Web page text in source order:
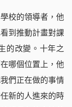
校的領導者，他
到推動計畫對課
的改變。十年之
哪個位置上，他
們正在做的事情
新的人進來的時